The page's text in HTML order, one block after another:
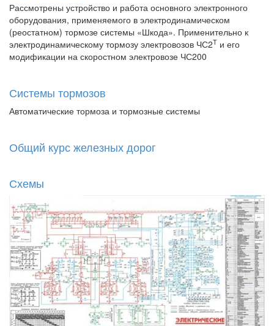
Рассмотрены устройство и работа основного электронного
оборудования, применяемого в электродинамическом
(реостатном) тормозе системы «Шкода». Применительно к
электродинамическому тормозу электровозов ЧС2Т и его
модификации на скоростном электровозе ЧС200
Системы тормозов
Автоматические тормоза и тормозные системы
Общий курс железных дорог
Схемы